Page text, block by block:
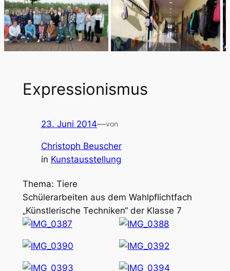
c
h
e
n
Expressionismus
23. Juni 2014—von
Christoph Beuscher
in Kunstausstellung
Thema: Tiere
Schülerarbeiten aus dem Wahlpflichtfach
„Künstlerische Techniken“ der Klasse 7